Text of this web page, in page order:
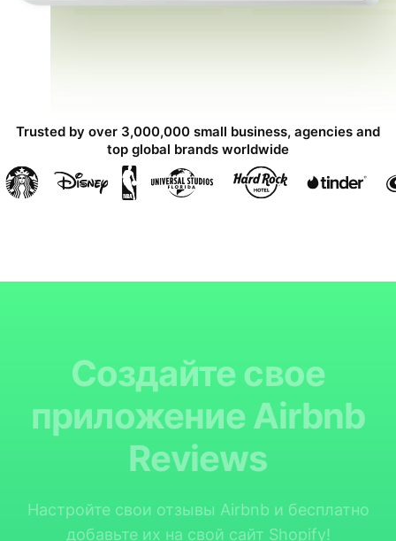
Trusted by over 3,000,000 small business, agencies and
top global brands worldwide
Создайте свое
приложение Airbnb
Reviews
Настройте свои отзывы Airbnb и бесплатно
добавьте их на свой сайт Shopify!